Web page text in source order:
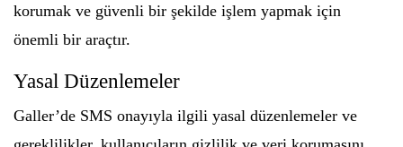
korumak ve güvenli bir şekilde işlem yapmak için
önemli bir araçtır.
Yasal Düzenlemeler
Galler’de SMS onayıyla ilgili yasal düzenlemeler ve